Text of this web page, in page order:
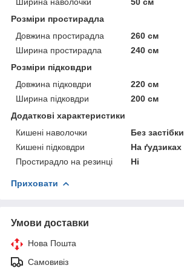
Розміри простирадла
Довжина простирадла
260 см
Ширина простирадла
240 см
Розміри підковдри
Довжина підковдри
220 см
Ширина підковдри
200 см
Додаткові характеристики
Кишені наволочки
Без застібки
Кишені підковдри
На ґудзиках
Простирадло на резинці
Ні
Приховати
Умови доставки
Нова Пошта
Самовивіз